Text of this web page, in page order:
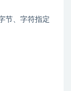
节、字符指定